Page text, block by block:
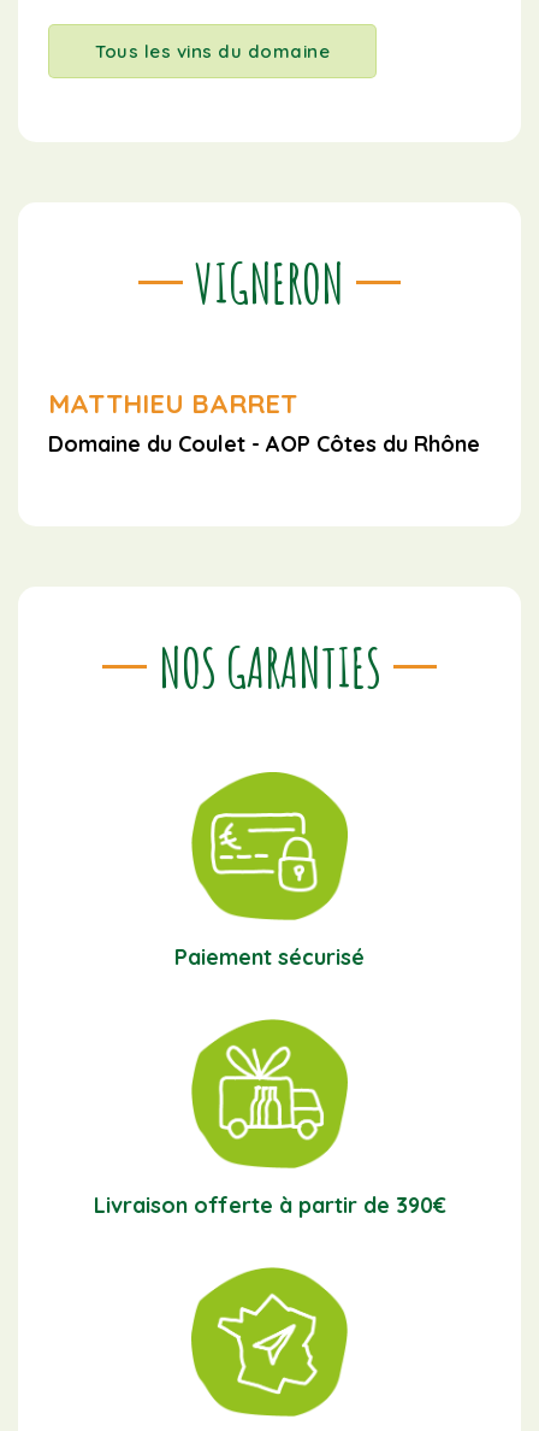
Tous les vins du domaine
VIGNERON
MATTHIEU BARRET
Domaine du Coulet - AOP Côtes du Rhône
NOS GARANTIES
Paiement sécurisé
Livraison offerte à partir de 390€